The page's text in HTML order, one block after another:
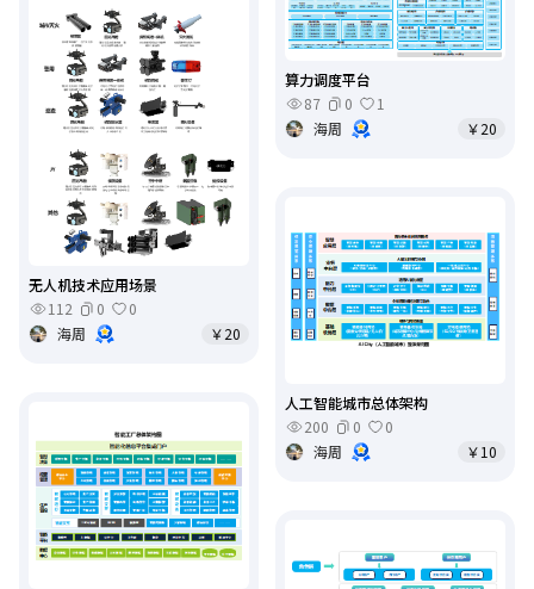
算力调度平台
87
0
1
海周
￥20
无人机技术应用场景
112
0
0
海周
￥20
人工智能城市总体架构
200
0
0
海周
￥10